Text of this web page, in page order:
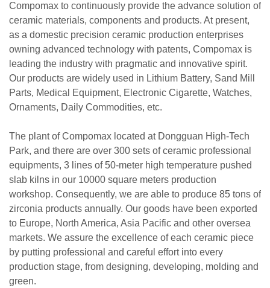
Compomax to continuously provide the advance solution of
ceramic materials, components and products. At present,
as a domestic precision ceramic production enterprises
owning advanced technology with patents, Compomax is
leading the industry with pragmatic and innovative spirit.
Our products are widely used in Lithium Battery, Sand Mill
Parts, Medical Equipment, Electronic Cigarette, Watches,
Ornaments, Daily Commodities, etc.
The plant of Compomax located at Dongguan High-Tech
Park, and there are over 300 sets of ceramic professional
equipments, 3 lines of 50-meter high temperature pushed
slab kilns in our 10000 square meters production
workshop. Consequently, we are able to produce 85 tons of
zirconia products annually. Our goods have been exported
to Europe, North America, Asia Pacific and other oversea
markets. We assure the excellence of each ceramic piece
by putting professional and careful effort into every
production stage, from designing, developing, molding and
green.